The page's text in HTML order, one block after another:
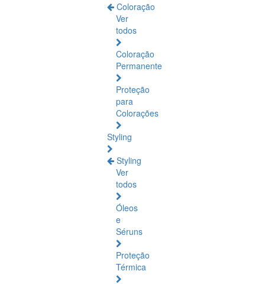
Coloração
Ver
todos
Coloração
Permanente
Proteção
para
Colorações
Styling
Styling
Ver
todos
Óleos
e
Séruns
Proteção
Térmica